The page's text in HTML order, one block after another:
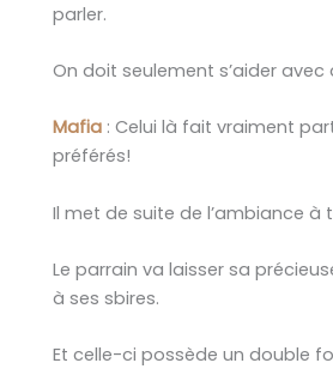
parler.
On doit seulement s’aider avec
Mafia : Celui là fait vraiment
préférés!
Il met de suite de l’ambiance à
Le parrain va laisser sa
à ses sbires.
Et celle-ci possède un double